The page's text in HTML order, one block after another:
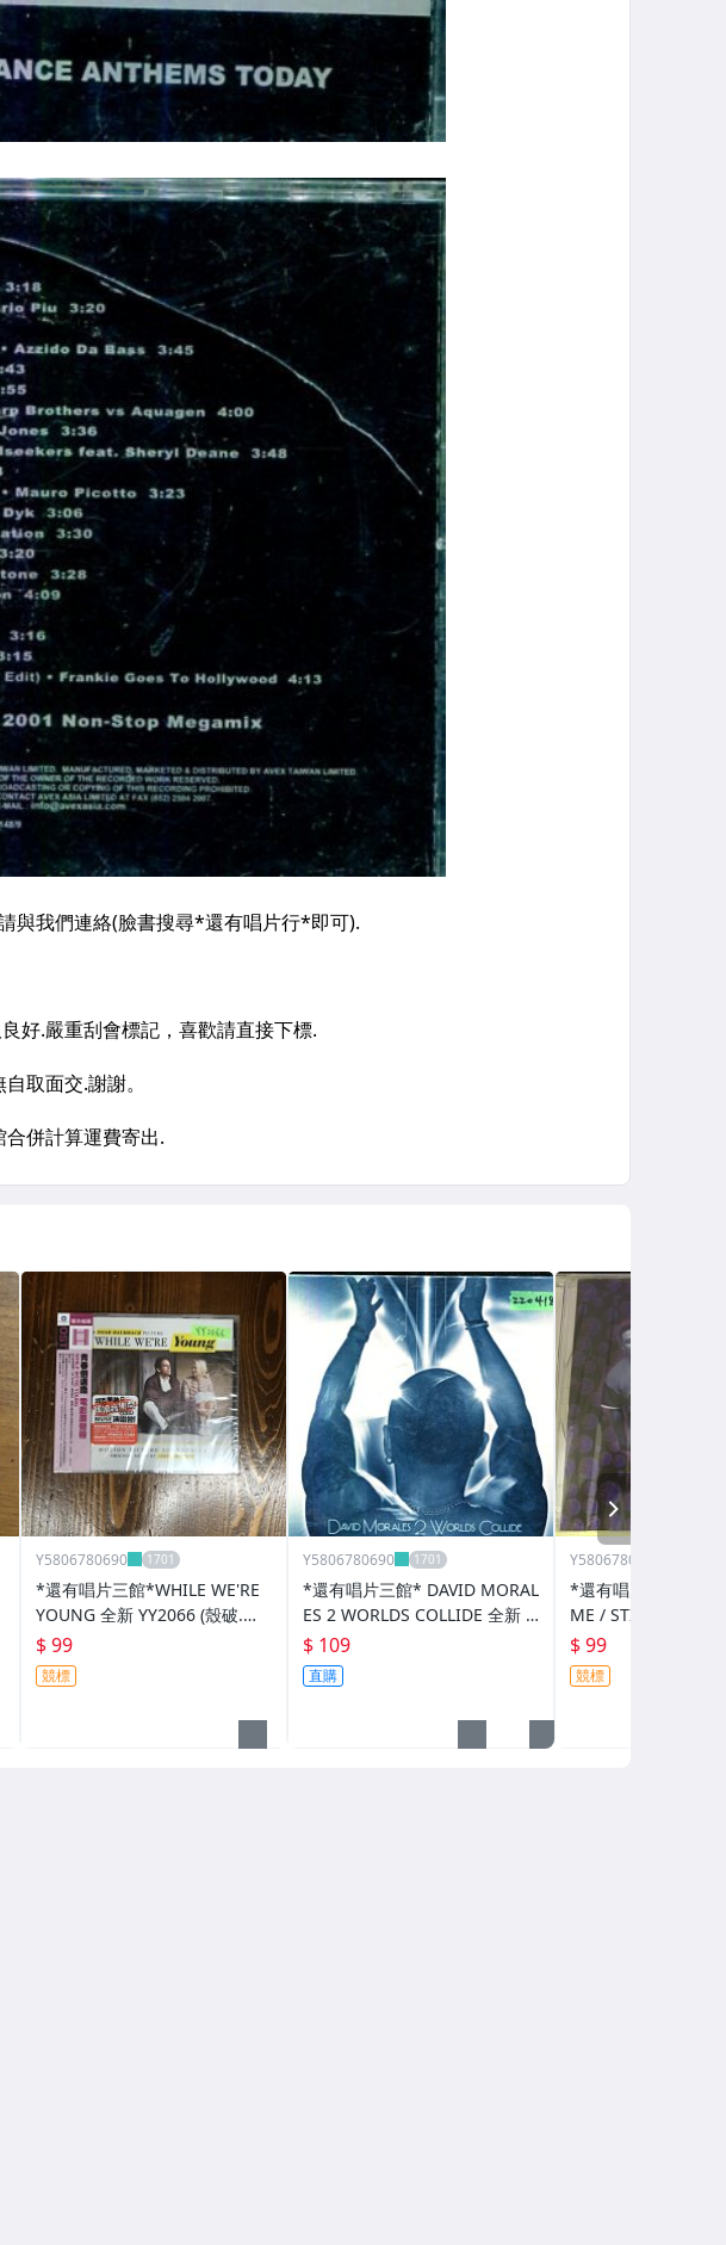
Y5806780690
*還有唱片三館*WHILE WE'RE
YOUNG 全新 YY2066 (殼破.需
競標)
$ 99
競標
Y5806780690
*還有唱片三館* DAVID MORAL
ES 2 WORLDS COLLIDE 全新 Z
Z0418
$ 109
直購
Y5806780690
*還有唱片三館
ME / STILL
852(需競標)
$ 99
競標